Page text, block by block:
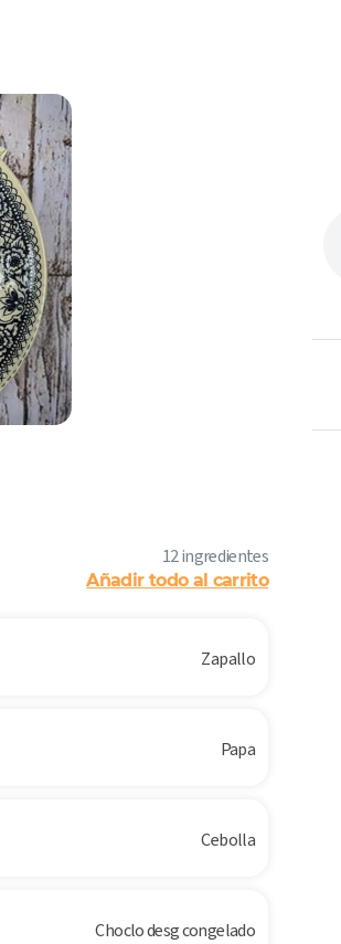
12 ingredientes
Añadir todo al carrito
Zapallo
Papa
Cebolla
Choclo desg congelado